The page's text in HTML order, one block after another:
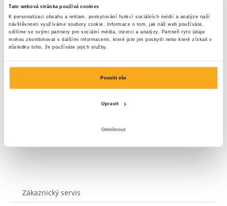
Tato webová stránka používá cookies
K personalizaci obsahu a reklam, poskytování funkcí sociálních médií a analýze naší
návštěvnosti využíváme soubory cookie. Informace o tom, jak náš web používáte,
sdílíme se svými partnery pro sociální média, inzerci a analýzy. Partneři tyto údaje
mohou zkombinovat s dalšími informacemi, které jste jim poskytli nebo které získali v
důsledku toho, že používáte jejich služby.
Povolit vše
Upravit
Odmítnout
Prosím kontaktuj nás
Jsme tu pro tebe 24 hodin denně, 7 dní v týdnu! Použij
náš chatbot a získej rychlou odpověď. Klikni na
dotaz. Můžeš nás také kontaktovat prostřednictvím e-
mailu: hello-uk@onthatass.com. Naším cílem je
73 303 41 75 (ma–pá, 09:00–12:00).
Poslat zprávu
Zákaznický servis